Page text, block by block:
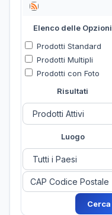
Elenco delle Opzioni
Prodotti Standard
Prodotti Multipli
Prodotti con Foto
Risultati
Luogo